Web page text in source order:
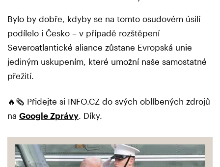
Bylo by dobře, kdyby se na tomto osudovém úsilí
podílelo i Česko – v případě rozštěpení
Severoatlantické aliance zůstane Evropská unie
jediným uskupením, které umožní naše samostatné
přežití.
🔥🗞️ Přidejte si INFO.CZ do svých oblíbených zdrojů
na Google Zprávy . Díky.